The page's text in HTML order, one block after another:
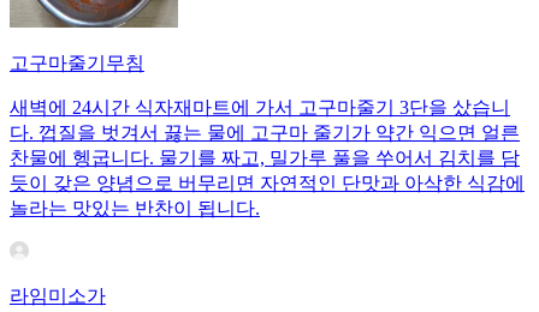
고구마줄기무침
새벽에 24시간 식자재마트에 가서 고구마줄기 3단을 샀습니
다. 껍질을 벗겨서 끓는 물에 고구마 줄기가 약간 익으면 얼른
찬물에 헹굽니다. 물기를 짜고, 밀가루 풀을 쑤어서 김치를 담
듯이 갖은 양념으로 버무리면 자연적인 단맛과 아삭한 식감에
놀라는 맛있는 반찬이 됩니다.
라임미소가